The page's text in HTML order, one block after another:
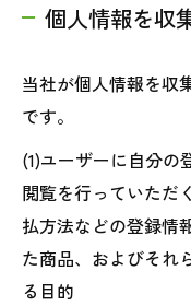
個人情報を収
当社が個人情報を収
です。
(1)ユーザーに自分の
閲覧を行っていただ
払方法などの登録情
た商品、およびそれ
る目的